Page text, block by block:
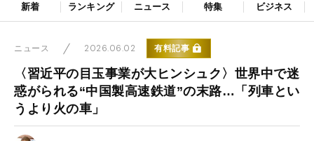
新着 ランキング ニュース 特集 ビジネス
ニュース 2026.06.02 有料記事
〈習近平の目玉事業が大ヒンシュク〉世界中で迷
惑がられる“中国製高速鉄道”の末路…「列車とい
うより火の車」